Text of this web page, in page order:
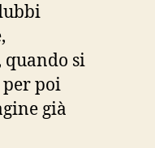
si
per poi
già